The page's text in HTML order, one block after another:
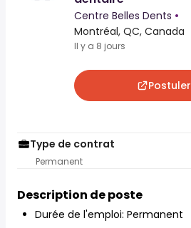
Centre Belles Dents •
Montréal, QC, Canada
Il y a 8 jours
Postuler
Type de contrat
Permanent
Description de poste
Durée de l'emploi: Permanent